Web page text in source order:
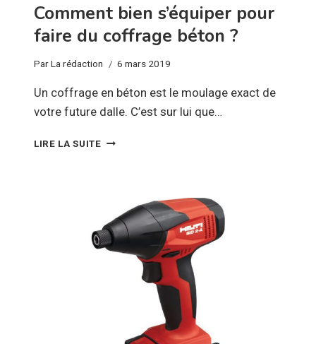
Comment bien s’équiper pour
faire du coffrage béton ?
ParLa rédaction 6 mars 2019
Un coffrage en béton est le moulage exact de
votre future dalle. C’est sur lui que…
LIRE LA SUITECOMMENT
COFFRAGE
BÉTON